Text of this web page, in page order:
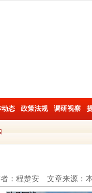
动态 政策法规 调研视察
：程楚安 文章来源：